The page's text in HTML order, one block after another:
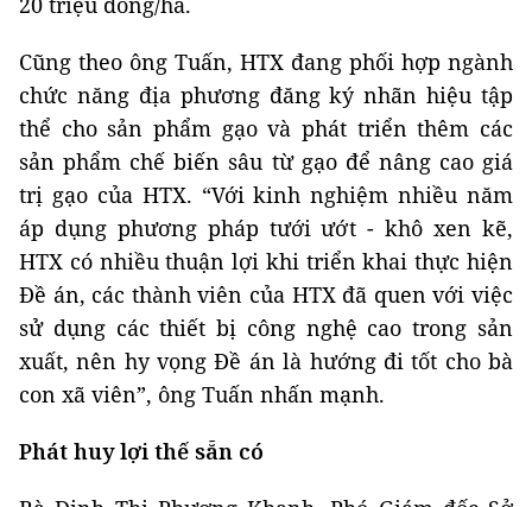
Cũng theo ông Tuấn, HTX đang phối hợp ngành
chức năng địa phương đăng ký nhãn hiệu tập
thể cho sản phẩm gạo và phát triển thêm các
sản phẩm chế biến sâu từ gạo để nâng cao giá
trị gạo của HTX. “Với kinh nghiệm nhiều năm
áp dụng phương pháp tưới ướt - khô xen kẽ,
HTX có nhiều thuận lợi khi triển khai thực hiện
Đề án, các thành viên của HTX đã quen với việc
sử dụng các thiết bị công nghệ cao trong sản
xuất, nên hy vọng Đề án là hướng đi tốt cho bà
con xã viên”, ông Tuấn nhấn mạnh.
Phát huy lợi thế sẵn có